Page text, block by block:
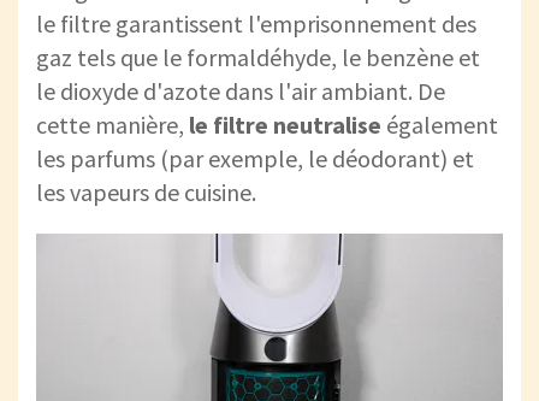
le filtre garantissent l'emprisonnement des
gaz tels que le formaldéhyde, le benzène et
le dioxyde d'azote dans l'air ambiant. De
cette manière, le filtre neutralise également
les parfums (par exemple, le déodorant) et
les vapeurs de cuisine.